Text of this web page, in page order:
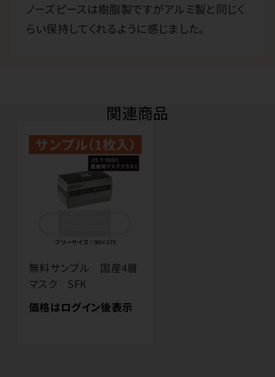
ノーズピースは樹脂製ですがアルミ製と同じく
らい保持してくれるように感じました。
関連商品
無料サンプル 国産4層
マスク SFK
価格はログイン後表示